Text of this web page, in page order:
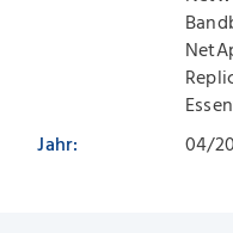
Jahr: 04/